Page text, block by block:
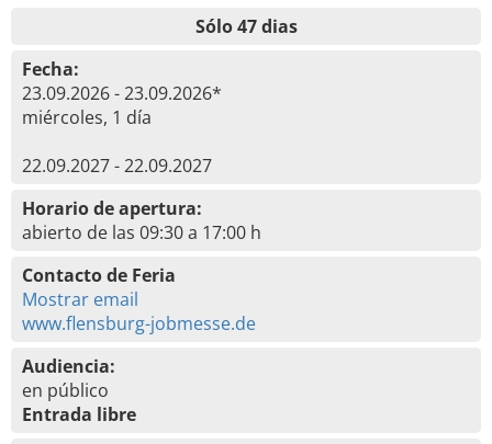
Sólo 47 dias
Fecha:
23.09.2026 - 23.09.2026*
miércoles, 1 día
22.09.2027 - 22.09.2027
Horario de apertura:
abierto de las 09:30 a 17:00 h
Contacto de Feria
Mostrar email
www.flensburg-jobmesse.de
Audiencia:
en público
Entrada libre